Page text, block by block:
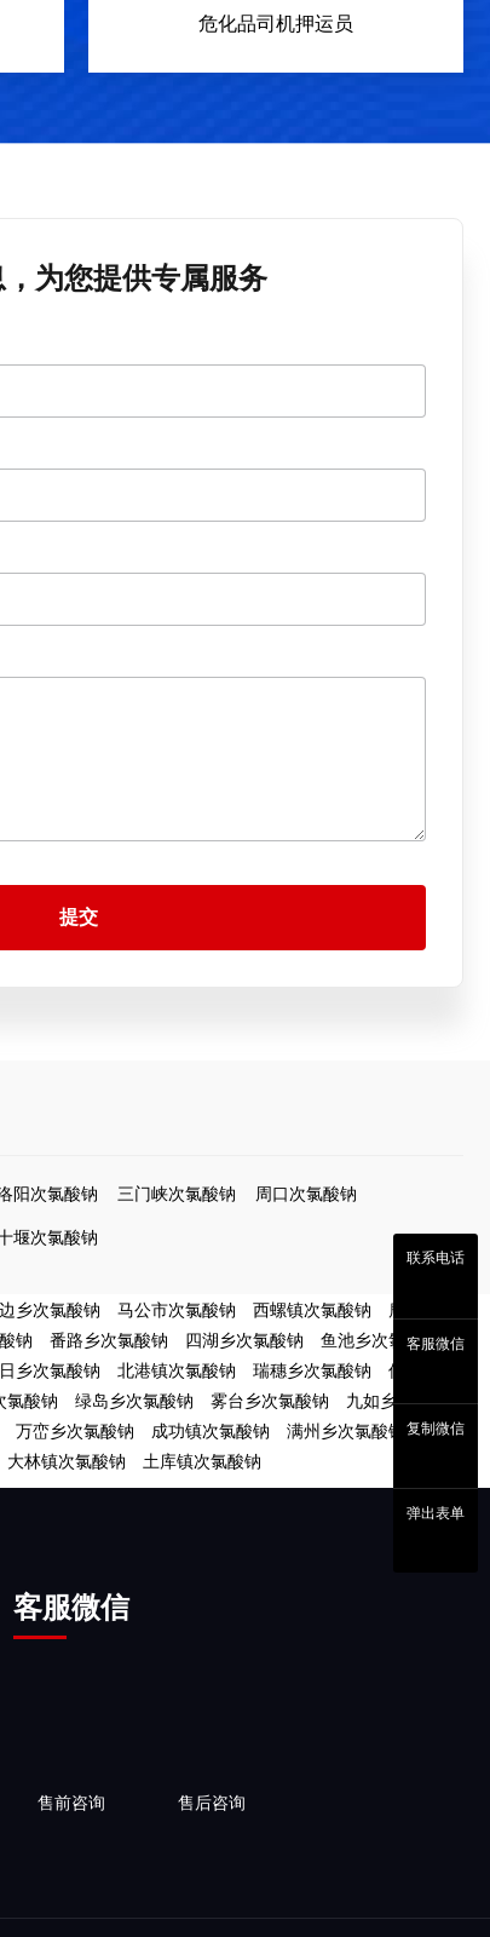
危化品司机押运员
为您提供专属服务
提交
阳次氯酸钠 三门峡次氯酸钠
周口次氯酸钠
堰次氯酸钠
乡次氯酸钠 马公市次氯酸钠 西螺镇次氯酸钠
鹿草乡次
钠 番路乡次氯酸钠 四湖乡次氯酸钠
鱼池乡次氯酸钠
乡次氯酸钠 北港镇次氯酸钠 瑞穗乡次氯酸钠
信义乡次
氯酸钠 绿岛乡次氯酸钠 雾台乡次氯酸钠
九如乡次氯酸
万峦乡次氯酸钠 成功镇次氯酸钠 满州乡次氯酸钠
台西
大林镇次氯酸钠 土库镇次氯酸钠
客服微信
售前咨询 售后咨询
联系电话
客服微信
复制微信
弹出表单